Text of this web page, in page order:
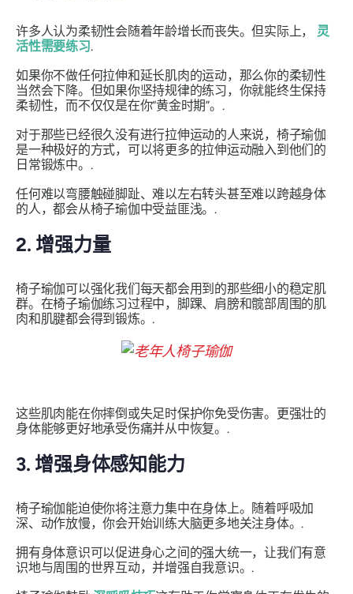
许多人认为柔韧性会随着年龄增长而丧失。但实际上， 灵
活性需要练习.
如果你不做任何拉伸和延长肌肉的运动，那么你的柔韧性
当然会下降。但如果你坚持规律的练习，你就能终生保持
柔韧性，而不仅仅是在你“黄金时期”。.
对于那些已经很久没有进行拉伸运动的人来说，椅子瑜伽
是一种极好的方式，可以将更多的拉伸运动融入到他们的
日常锻炼中。.
任何难以弯腰触碰脚趾、难以左右转头甚至难以跨越身体
的人，都会从椅子瑜伽中受益匪浅。.
2. 增强力量
椅子瑜伽可以强化我们每天都会用到的那些细小的稳定肌
群。在椅子瑜伽练习过程中，脚踝、肩膀和髋部周围的肌
肉和肌腱都会得到锻炼。.
这些肌肉能在你摔倒或失足时保护你免受伤害。更强壮的
身体能够更好地承受伤痛并从中恢复。.
3. 增强身体感知能力
椅子瑜伽能迫使你将注意力集中在身体上。随着呼吸加
深、动作放慢，你会开始训练大脑更多地关注身体。.
拥有身体意识可以促进身心之间的强大统一，让我们有意
识地与周围的世界互动，并增强自我意识。.